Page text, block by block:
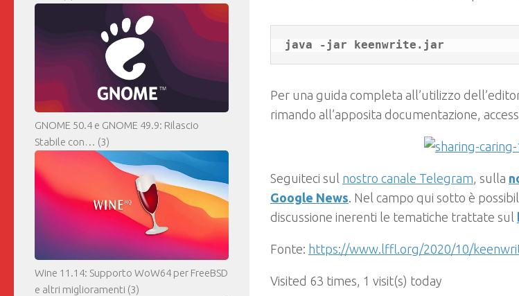
Per una guida completa all’utilizzo
rimando all’apposita documentazione,
Seguiteci sul nostro canale Telegram, sulla
Google News. Nel campo qui sotto è
discussione inerenti le tematiche trattate sul
Fonte: https://www.lffl.org/2020/10/
Visited 63 times, 1 visit(s) today
GNOME 50.4 e GNOME 49.9: Rilascio
Stabile con… (3)
Wine 11.14: Supporto WoW64 per FreeBSD
e altri miglioramenti (3)